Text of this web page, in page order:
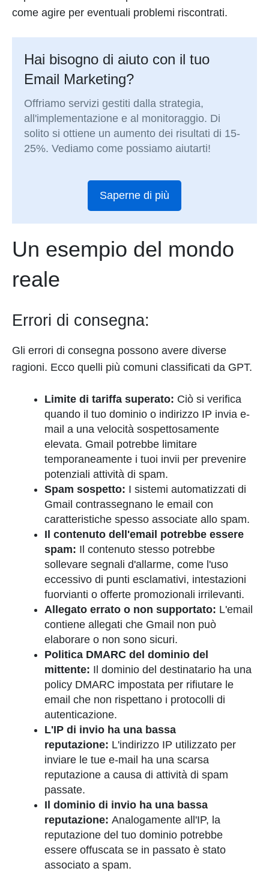
come agire per eventuali problemi riscontrati.
Hai bisogno di aiuto con il tuo
Email Marketing?
Offriamo servizi gestiti dalla strategia,
all'implementazione e al monitoraggio. Di
solito si ottiene un aumento dei risultati di 15-
25%. Vediamo come possiamo aiutarti!
Saperne di più
Un esempio del mondo
reale
Errori di consegna:
Gli errori di consegna possono avere diverse
ragioni. Ecco quelli più comuni classificati da GPT.
Limite di tariffa superato: Ciò si verifica
quando il tuo dominio o indirizzo IP invia e-
mail a una velocità sospettosamente
elevata. Gmail potrebbe limitare
temporaneamente i tuoi invii per prevenire
potenziali attività di spam.
Spam sospetto: I sistemi automatizzati di
Gmail contrassegnano le email con
caratteristiche spesso associate allo spam.
Il contenuto dell'email potrebbe essere
spam: Il contenuto stesso potrebbe
sollevare segnali d'allarme, come l'uso
eccessivo di punti esclamativi, intestazioni
fuorvianti o offerte promozionali irrilevanti.
Allegato errato o non supportato: L'email
contiene allegati che Gmail non può
elaborare o non sono sicuri.
Politica DMARC del dominio del
mittente: Il dominio del destinatario ha una
policy DMARC impostata per rifiutare le
email che non rispettano i protocolli di
autenticazione.
L'IP di invio ha una bassa
reputazione: L'indirizzo IP utilizzato per
inviare le tue e-mail ha una scarsa
reputazione a causa di attività di spam
passate.
Il dominio di invio ha una bassa
reputazione: Analogamente all'IP, la
reputazione del tuo dominio potrebbe
essere offuscata se in passato è stato
associato a spam.